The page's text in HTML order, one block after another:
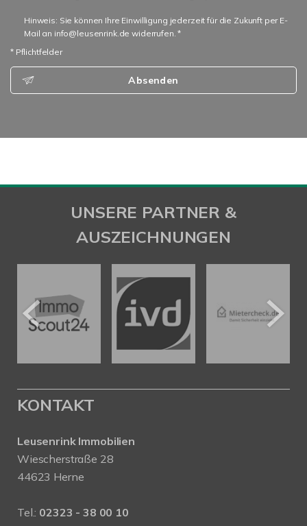
Hinweis: Sie können Ihre Einwilligung jederzeit für die Zukunft per E-
Mail an info@leusenrink.de widerrufen. *
* Pflichtfelder
Absenden
UNSERE PARTNER &
AUSZEICHNUNGEN
KONTAKT
Leusenrink Immobilien
Wiescherstraße 28
44623 Herne
Tel.: 02323 - 38 00 10